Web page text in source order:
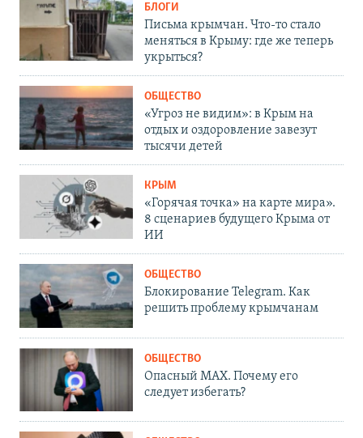
БЛОГИ
Письма крымчан. Что-то стало
меняться в Крыму: где же теперь
укрыться?
ОБЩЕСТВО
«Угроз не видим»: в Крым на
отдых и оздоровление завезут
тысячи детей
КРЫМ
«Горячая точка» на карте мира».
8 сценариев будущего Крыма от
ИИ
ОБЩЕСТВО
Блокирование Telegram. Как
решить проблему крымчанам
ОБЩЕСТВО
Опасный MAX. Почему его
следует избегать?